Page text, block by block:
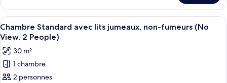
jumeaux,
non-
fumeurs,
vue
port
le
type
de
chambre
Chambre
Supérieure
avec
lits
jumeaux,
Afficher
toutes
les
photos
pour
ce
Une chambre d’hôtel avec un lit, un
34
Chambre Standard avec lits jumeaux, non-fumeurs (No
View, 2 People)
30 m²
1 chambre
2 personnes